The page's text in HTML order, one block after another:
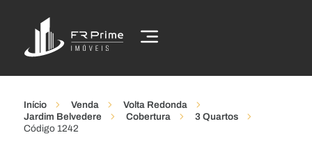
Início Venda
Volta Redonda
Jardim Belvedere
Cobertura
3 Quartos
Código 1242